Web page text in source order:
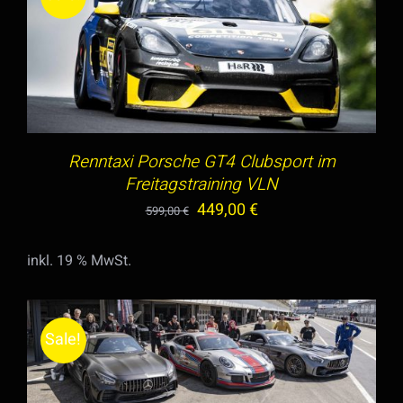
IN DEN WARENKORB / DETAILS
Renntaxi Porsche GT4 Clubsport im
Freitagstraining VLN
599,00€ Ursprünglicher
599,00 €
449,00€Aktueller
449,00 €.
inkl. 19 % MwSt.
Sale!
IN DEN WARENKORB / DETAILS